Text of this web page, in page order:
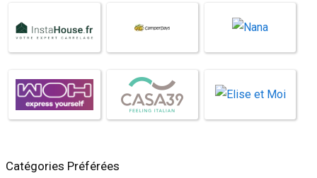
Catégories Préférées